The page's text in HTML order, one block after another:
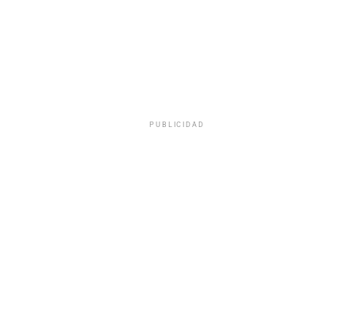
PUBLICIDAD